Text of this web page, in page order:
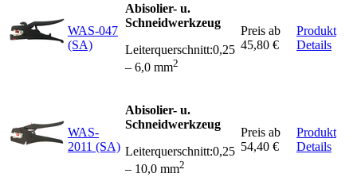
WAS-047
(SA)
Abisolier- u.
Schneidwerkzeug
Leiterquerschnitt:0,25
– 6,0 mm2
Preis ab
45,80 €
Produkt
Details
WAS-
2011 (SA)
Abisolier- u.
Schneidwerkzeug
Leiterquerschnitt:0,25
– 10,0 mm2
Preis ab
54,40 €
Produkt
Details